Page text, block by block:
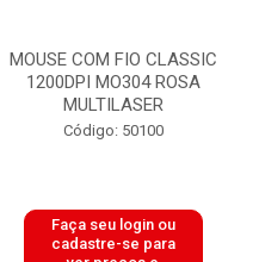
MOUSE COM FIO CLASSIC
1200DPI MO304 ROSA
MULTILASER
Código: 50100
Faça seu login ou
cadastre-se para